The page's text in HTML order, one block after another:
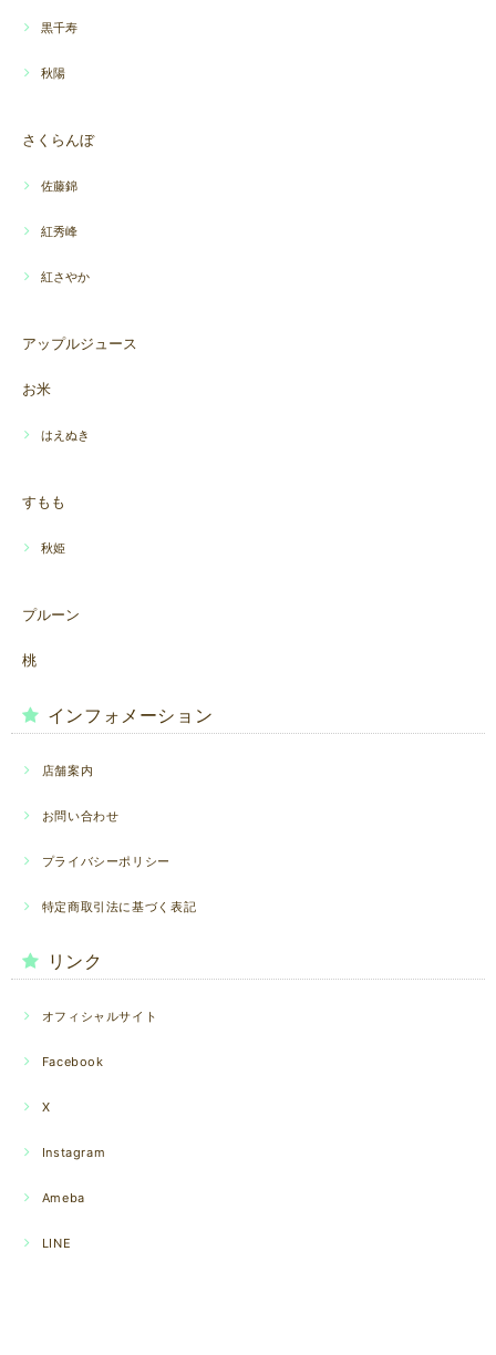
黒千寿
秋陽
さくらんぼ
佐藤錦
紅秀峰
紅さやか
アップルジュース
お米
はえぬき
すもも
秋姫
プルーン
桃
インフォメーション
店舗案内
お問い合わせ
プライバシーポリシー
特定商取引法に基づく表記
リンク
オフィシャルサイト
Facebook
X
Instagram
Ameba
LINE